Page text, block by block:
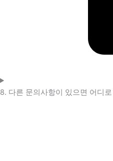
8. 다른 문의사항이 있으면 어디